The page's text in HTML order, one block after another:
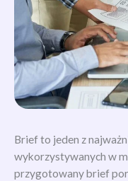
Brief to jeden z
wykorzystywanych w
przygotowany brief